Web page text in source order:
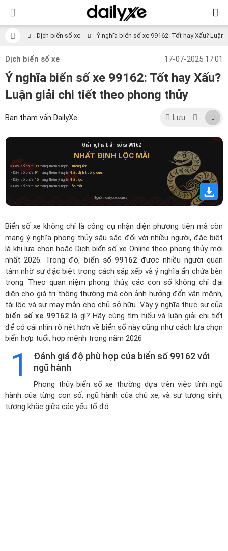
Dịch biển số xe Ý nghĩa biển số xe 99162: Tốt hay Xấu?
Dịch biển số xe 17-07-2025 17:01
Ý nghĩa biển số xe 99162: Tốt hay Xấu?
Luận giải chi tiết theo phong thủy
Ban tham vấn DailyXe Lưu
Giải nghĩa biển số xe 99162
NHẤT ĐỊNH LỘC MÃI
» Dãy số chứa99 mang thêm ý nghĩa Trường tồn.
» Dãy số chứa 91 mang thêm ý nghĩaNhất định trường cửu.
» Dãy số chứa 16 mang thêm ý nghĩaNhất lộc.
» Dãy số chứa 62 mang thêm ý nghĩa Lộc mãi.
Nguồn: dailyxe.com.vn
Biển số xe không chỉ là công cụ nhận diện phương tiện mà còn
mang ý nghĩa phong thủy sâu sắc đối với nhiều người, đặc biệt
là khi lựa chọn hoặcDịch biển số xe Online theo phong thủy mới
nhất 2026. Trong đó, biển số 99162 được nhiều người quan
tâm nhờ sự đặc biệt trong cách sắp xếp và ý nghĩa ẩn chứa bên
trong. Theo quan niệm phong thủy, các con số không chỉ đại
diện cho giá trị thông thường mà còn ảnh hưởng đến vận mệnh,
tài lộc và sự may mắn cho chủ sở hữu. Vậy ý nghĩa thực sự của
biển số xe 99162 là gì? Hãy cùng tìm hiểu và luận giải chi tiết
để có cái nhìn rõ nét hơn về biển số này cũng như cách lựa chọn
biển hợp tuổi, hợp mệnh trong năm 2026
1
Đánh giá độ phù hợp của biển số 99162 với
ngũ hành
Phong thủy biển số xe thường dựa trên việc tính ngũ
hành của từng con số, ngũ hành của chủ xe, và sự tương sinh,
tương khắc giữa các yếu tố đó.